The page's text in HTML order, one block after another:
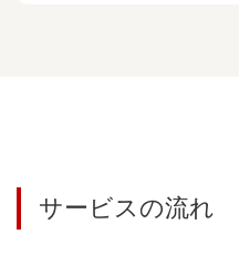
サービスの流れ